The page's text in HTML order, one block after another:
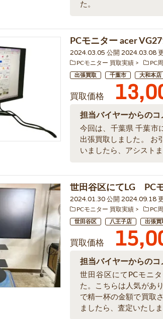
た。
PCモニター acer
2024.03.05 公開 2024.03.08
PCモニター 買取実績 PC
出張買取 千葉市 大和本店
買取価格
担当バイヤーからのコ
今回は、千葉県 千葉市
出張買取しました。 お
いましたら、アシスト
世田谷区にてLG PC
2024.01.30 公開 2024.09.18
PCモニター 買取実績 PC
世田谷区 八王子店 出張買
買取価格
担当バイヤーからのコ
世田谷区にてPCモニ
た。こちらは人気があ
で精一杯の金額で買取
ましたら、査定いたし